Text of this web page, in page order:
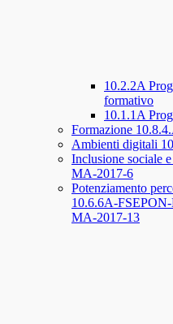
10.2.2A
formativo
10.1.1A
Formazione
Ambienti digitali
Inclusione sociale
MA-2017-6
Potenziamento
10.6.6A-
MA-2017-13